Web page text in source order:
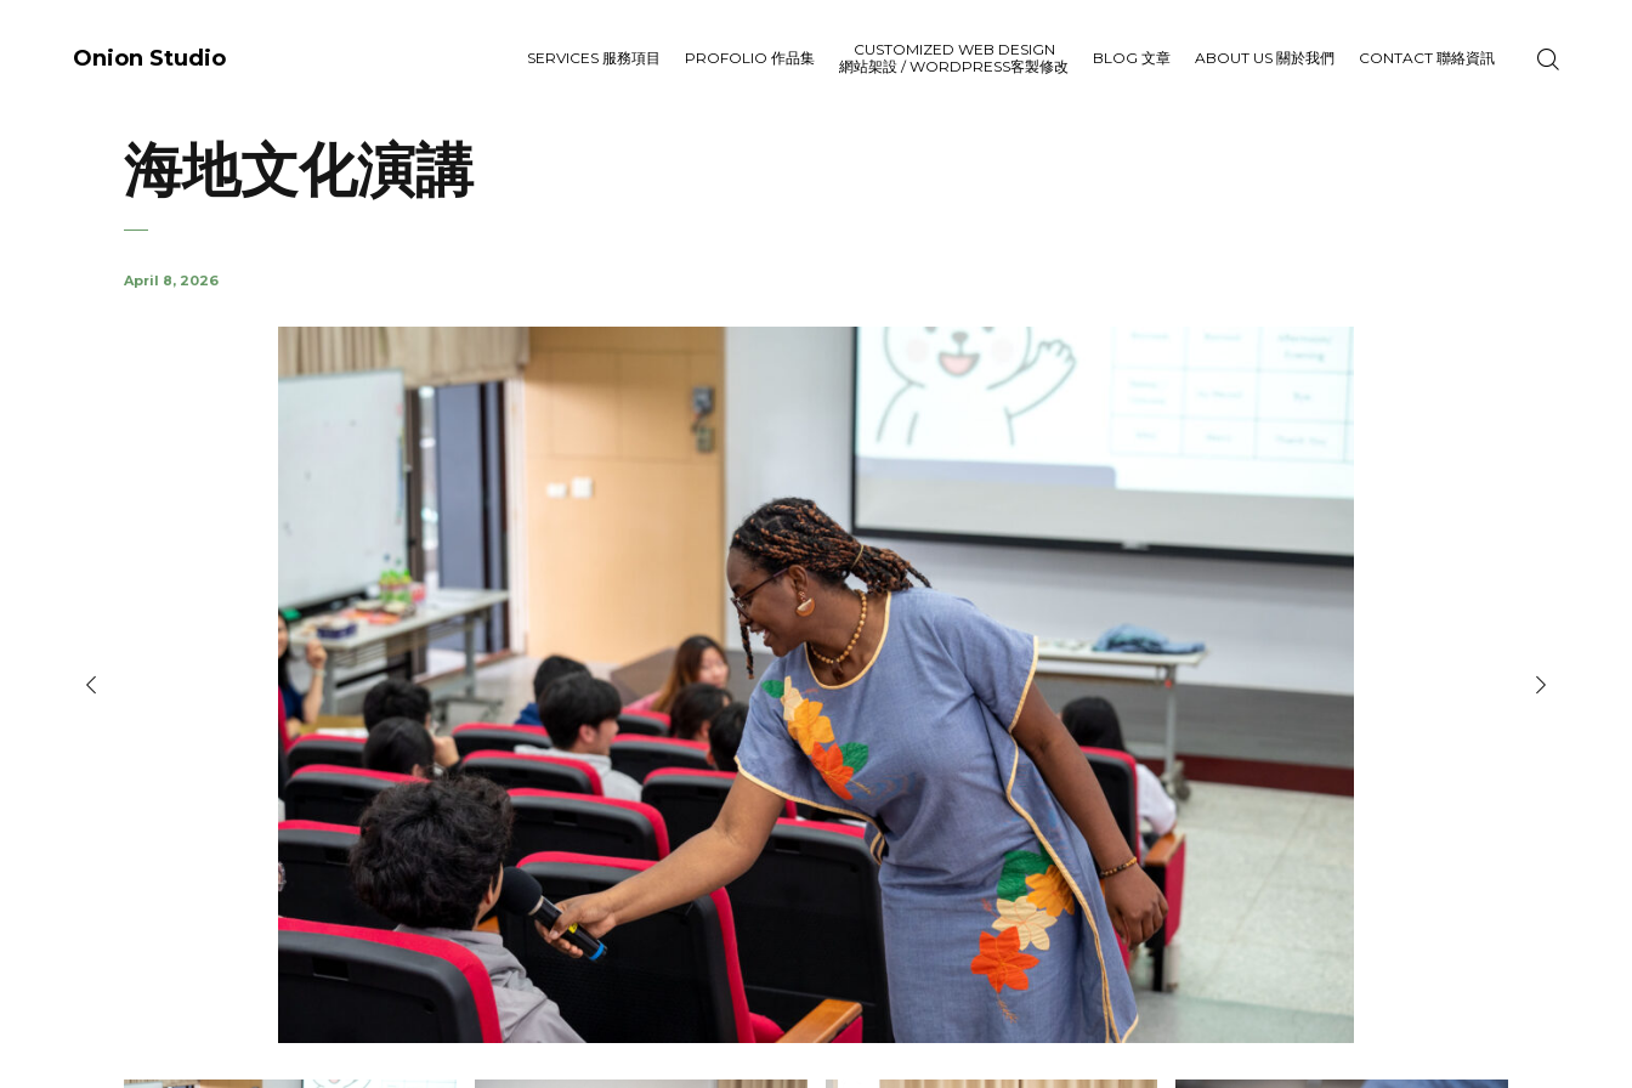
Onion Studio SERVICES 服務項目 PROFOLIO 作品集
CUSTOMIZED WEB DESIGN
網站架設 / WORDPRESS客製修改
BLOG 文章 ABOUT US 關於我們 CONTACT 聯絡資訊
海地文化演講
April 8, 2026